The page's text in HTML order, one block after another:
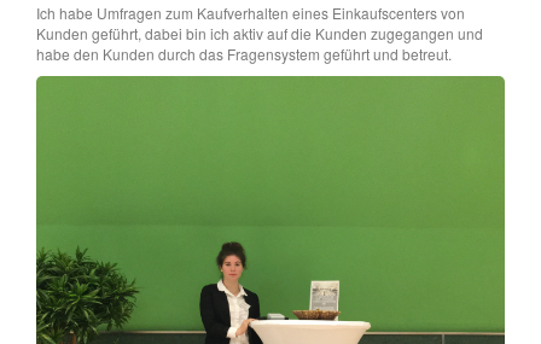
Ich habe Umfragen zum Kaufverhalten eines Einkaufscenters von
Kunden geführt, dabei bin ich aktiv auf die Kunden zugegangen und
habe den Kunden durch das Fragensystem geführt und betreut.